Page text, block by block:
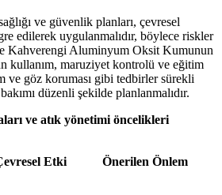
ve güvenlik planları, çevresel
edilerek uygulanmalıdır, böylece riskler
Kahverengi Aluminyum Oksit Kumunun
kullanım, maruziyet kontrolü ve eğitim
ve göz koruması gibi tedbirler sürekli
düzenli şekilde planlanmalıdır.
ve atık yönetimi öncelikleri
Etki Önerilen Önlem